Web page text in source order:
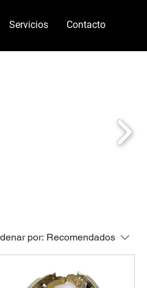
Servicios Contacto
por: Recomendados